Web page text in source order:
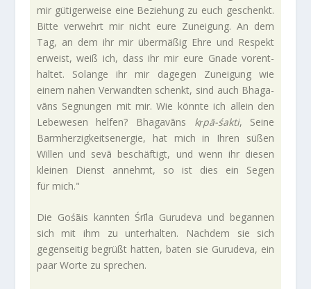
mir güti­ger­weise eine Bezie­hung zu euch geschenkt.
Bitte ver­wehrt mir nicht eure Zunei­gung. An dem
Tag, an dem ihr mir über­mäßig Ehre und Respekt
erweist, weiß ich, dass ihr mir eure Gnade vor­ent­
haltet. Solange ihr mir dagegen Zunei­gung wie
einem nahen Ver­wandten schenkt, sind auch Bha­ga­
vāns Seg­nungen mit mir. Wie könnte ich allein den
Lebe­wesen helfen? Bha­ga­vāns kṛpā-śakti, Seine
Barm­her­zig­keits­en­ergie, hat mich in Ihren süßen
Willen und sevā beschäf­tigt, und wenn ihr diesen
kleinen Dienst annehmt, so ist dies ein Segen
für mich."
Die Gośā̃is kannten Śrīla Guru­deva und begannen
sich mit ihm zu unter­halten. Nachdem sie sich
gegen­seitig begrüßt hatten, baten sie Guru­deva, ein
paar Worte zu sprechen.